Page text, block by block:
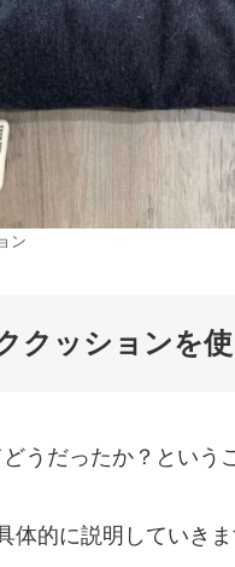
ン
クッションを
うだったか？という
体的に説明していきま